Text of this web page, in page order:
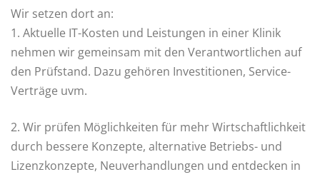
Wir setzen dort an:
1. Aktuelle IT-Kosten und Leistungen in einer Klinik
nehmen wir gemeinsam mit den Verantwortlichen auf
den Prüfstand. Dazu gehören Investitionen, Service-
Verträge uvm.
2. Wir prüfen Möglichkeiten für mehr Wirtschaftlichkeit
durch bessere Konzepte, alternative Betriebs- und
Lizenzkonzepte, Neuverhandlungen und entdecken in